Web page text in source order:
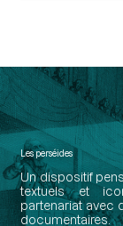
Les perséides
Un dispositif
textuels et
partenariat avec
documentaires.